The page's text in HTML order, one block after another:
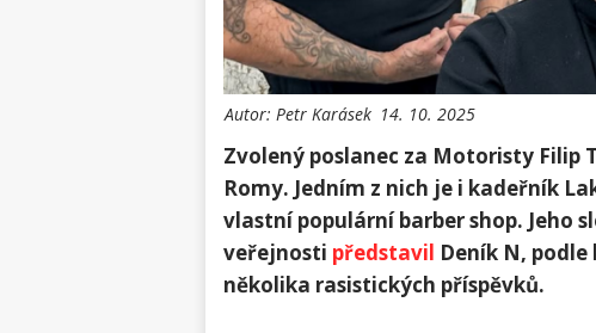
Autor: Petr Karásek 14. 10. 2025
Zvolený poslanec za Motoristy Filip
Romy. Jedním z nich je i kadeřník
vlastní populární barber shop. Jeho
veřejnosti představil Deník N,
několika rasistických příspěvků.